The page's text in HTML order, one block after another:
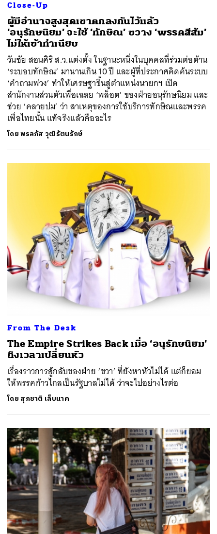
Close-Up
ผู้มีอำนาจสูงสุดเขาตกลงกันไว้แล้ว
‘อนุรักษนิยม’ จะใช้ ‘ทักษิณ’ ขวาง ‘พรรคสีส้ม’
ไม่ให้เข้าทำเนียบ
วันชัย สอนศิริ ส.ว.แต่งตั้ง ในฐานะหนึ่งในบุคคลที่ร่วมต่อต้าน
‘ระบอบทักษิณ’ มานานเกิน 10 ปี และผู้ที่ประกาศคิดค้นระบบ
‘คำถามพ่วง’ ทำให้เศรษฐาขึ้นสู่ตำแหน่งนายกฯ เปิด
สำนักงานส่วนตัวเพื่อเฉลย ‘พล็อต’ ของฝ่ายอนุรักษนิยม และ
ช่วย ‘คลายปม’ ว่า สาเหตุของการใช้บริการทักษิณและพรรค
เพื่อไทยนั้น แท้จริงแล้วคืออะไร
โดยพรลภัส วุฒิรัตนรักษ์
From The Desk
The Empire Strikes Back เมื่อ ‘อนุรักษนิยม’
ถึงเวลาเปลี่ยนหัว
เรื่องราวการสู้กลับของฝ่าย ‘ขวา’ ที่ยังหาหัวไม่ได้ แต่ก็ยอม
ให้พรรคก้าวไกลเป็นรัฐบาลไม่ได้ ว่าจะไปอย่างไรต่อ
โดย สุภชาติ เล็บนาค